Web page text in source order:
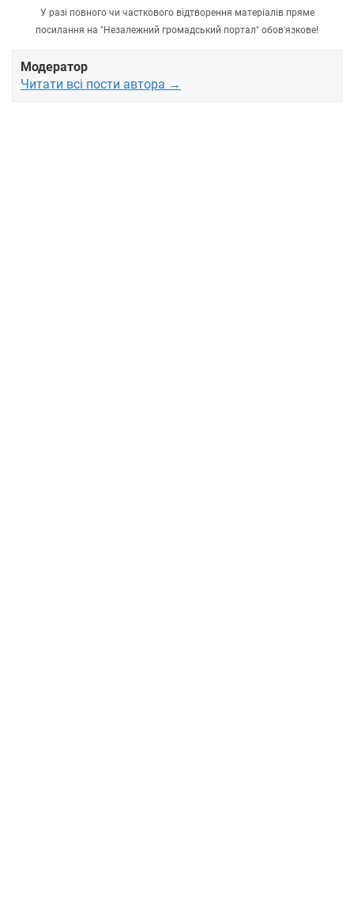
У разі повного чи часткового відтворення матеріалів пряме
посилання на "Незалежний громадський портал" обов'язкове!
Модератор
Читати всі пости автора →